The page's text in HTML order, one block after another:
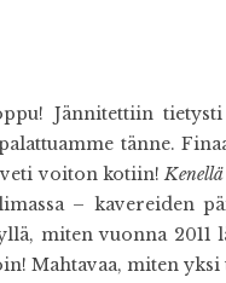
Jännitettiin
tänne.
veti voiton kotiin!
– kavereiden
miten vuonna
Mahtavaa, miten